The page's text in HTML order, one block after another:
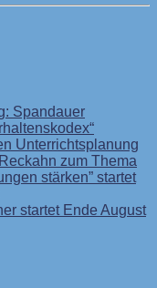
Spandauer
Unterrichtsplanung
zum Thema
stärken” startet
startet Ende August